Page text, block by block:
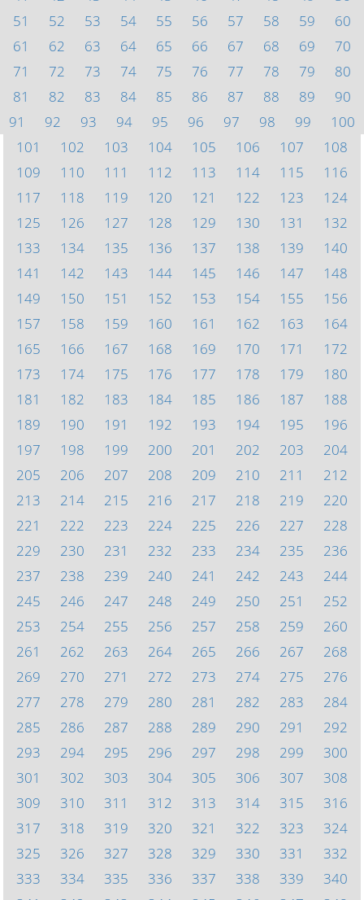
51
52 53 54 55 56 57 58 59
60
61
62 63 64 65 66 67 68 69
70
71
72 73 74 75 76 77 78 79
80
81
82 83 84 85 86 87 88 89
90
91
92 93 94 95 96 97 98 99
100
101
102 103 104 105 106 107
108
109
110 111 112 113 114 115
116
117
118 119 120 121 122 123
124
125
126 127 128 129 130 131
132
133
134 135 136 137 138 139
140
141
142 143 144 145 146 147
148
149
150 151 152 153 154 155
156
157
158 159 160 161 162 163
164
165
166 167 168 169 170 171
172
173
174 175 176 177 178 179
180
181
182 183 184 185 186 187
188
189
190 191 192 193 194 195
196
197
198 199 200 201 202 203
204
205
206 207 208 209 210 211
212
213
214 215 216 217 218 219
220
221
222 223 224 225 226 227
228
229
230 231 232 233 234 235
236
237
238 239 240 241 242 243
244
245
246 247 248 249 250 251
252
253
254 255 256 257 258 259
260
261
262 263 264 265 266 267
268
269
270 271 272 273 274 275
276
277
278 279 280 281 282 283
284
285
286 287 288 289 290 291
292
293
294 295 296 297 298 299
300
301
302 303 304 305 306 307
308
309
310 311 312 313 314 315
316
317
318 319 320 321 322 323
324
325
326 327 328 329 330 331
332
333
334 335 336 337 338 339
340